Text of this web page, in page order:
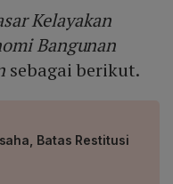
Kelayakan
Bangunan
sebagai berikut.
Batas Restitusi